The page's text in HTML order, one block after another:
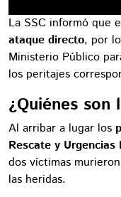
La SSC informó que
ataque directo, por
Ministerio Público
los peritajes
¿Quiénes son
Al arribar a lugar los
Rescate y Urgencias
dos víctimas
las heridas.